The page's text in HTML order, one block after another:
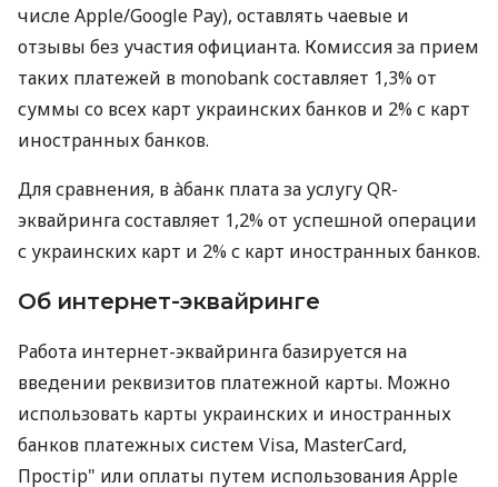
числе Apple/Google Pay), оставлять чаевые и
отзывы без участия официанта. Комиссия за прием
таких платежей в monobank составляет 1,3% от
суммы со всех карт украинских банков и 2% с карт
иностранных банков.
Для сравнения, в àбанк плата за услугу QR-
эквайринга составляет 1,2% от успешной операции
с украинских карт и 2% с карт иностранных банков.
Об интернет-эквайринге
Работа интернет-эквайринга базируется на
введении реквизитов платежной карты. Можно
использовать карты украинских и иностранных
банков платежных систем Visa, MasterCard,
Простір" или оплаты путем использования Apple